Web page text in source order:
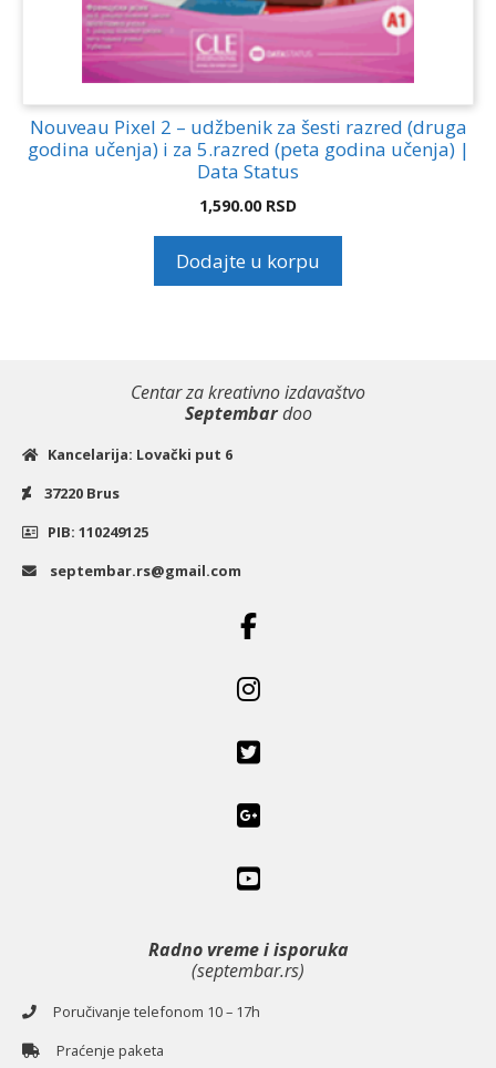
Nouveau Pixel 2 – udžbenik za šesti razred (druga
godina učenja) i za 5.razred (peta godina učenja) |
Data Status
1,590.00 RSD
Dodajte u korpu
Centar za kreativno izdavaštvo
Septembardoo
Kancelarija: Lovački put 6
37220 Brus
PIB: 110249125
septembar.rs@gmail.com
Radno vreme i isporuka
(septembar.rs)
Poručivanje telefonom 10 – 17h
Praćenje paketa